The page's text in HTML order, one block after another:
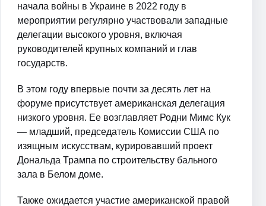
начала войны в Украине в 2022 году в
мероприятии регулярно участвовали западные
делегации высокого уровня, включая
руководителей крупных компаний и глав
государств.
В этом году впервые почти за десять лет на
форуме присутствует американская делегация
низкого уровня. Ее возглавляет Родни Мимс Кук
— младший, председатель Комиссии США по
изящным искусствам, курировавший проект
Дональда Трампа по строительству бального
зала в Белом доме.
Также ожидается участие американской правой